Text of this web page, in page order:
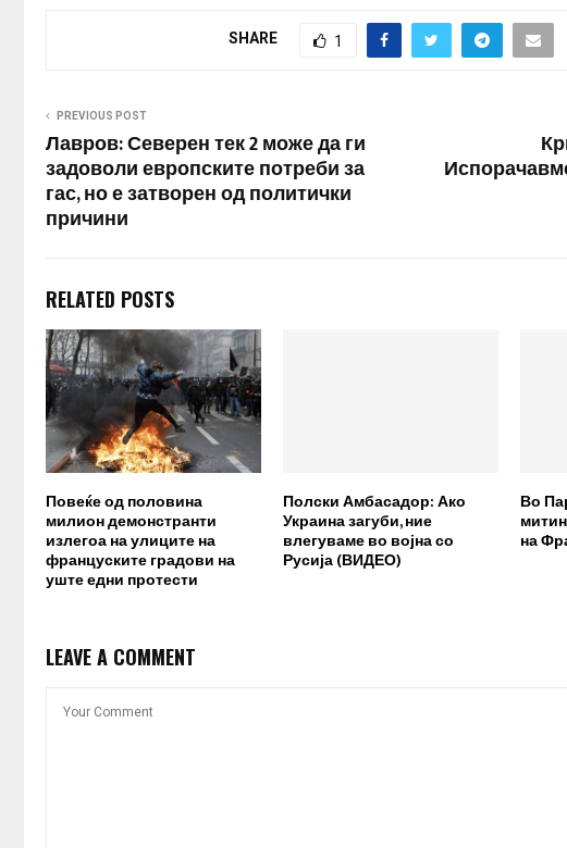
таквата ситуација била
„ескалирана од украинските
SHARE 1
PREVIOUS POST
Лавров: Северен тек 2 може да ги
задоволи европските потреби за
гас, но е затворен од политички
причини
RELATED POSTS
Повеќе од половина
милион демонстранти
излегоа на улиците на
француските градови на
уште едни протести
Полски Амбасадор: Ако
Украина загуби, ние
влегуваме во војна со
Русија (ВИДЕО)
Во
на
LEAVE A COMMENT